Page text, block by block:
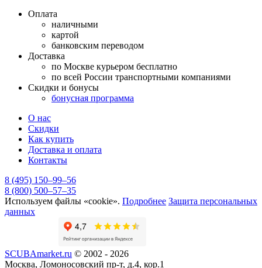
Оплата
наличными
картой
банковским переводом
Доставка
по Москве курьером бесплатно
по всей России транспортными компаниями
Скидки и бонусы
бонусная программа
О нас
Скидки
Как купить
Доставка и оплата
Контакты
8 (495) 150–99–56
8 (800) 500–57–35
Используем файлы «cookie». Подробнее Защита персональных
данных
SCUBAmarket.ru © 2002 - 2026
Москва, Ломоносовский пр-т, д.4, кор.1